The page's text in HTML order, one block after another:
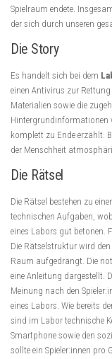
Spielraum endete.
der sich durch unseren
Die Story
Es handelt sich bei dem
einen Antivirus zur
Materialien sowie die
Hintergrundinformationen
komplett zu Ende erzählt.
der Menschheit
Die Rätsel
Die Rätsel bestehen zu
technischen Aufgaben,
eines Labors gut betonen.
Die Rätselstruktur wird
Raum aufgedrängt. Die
eine Anleitung dargestellt.
Meinung nach den
eines Labors. Wie bereits
sind im Labor technische
Smartphone sowie den
sollte ein Spieler:innen pro